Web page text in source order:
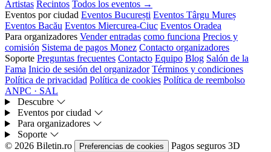
Artistas Recintos Todos los eventos →
Eventos por ciudad Eventos București Eventos Târgu Mureș
Eventos Bacău Eventos Miercurea-Ciuc Eventos Oradea
Para organizadores Vender entradas como funciona Precios y
comisión Sistema de pagos Monez Contacto organizadores
Soporte Preguntas frecuentes Contacto Equipo Blog Salón de la
Fama Inicio de sesión del organizador Términos y condiciones
Política de privacidad Política de cookies Política de reembolso
ANPC · SAL
Descubre
Eventos por ciudad
Para organizadores
Soporte
© 2026 Biletin.ro
Preferencias de cookies Pagos seguros 3D